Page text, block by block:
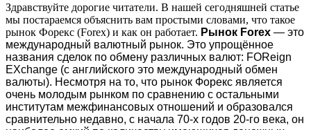
Здравствуйте дорогие читатели. В нашей сегодняшней статье
мы постараемся объяснить вам простыми словами, что такое
рынок Форекс (Forex) и как он работает. Рынок Forex — это
международный валютный рынок. Это упрощённое
названия сделок по обмену различных валют: FOReign
EXchange (с английского это международный обмен
валюты). Несмотря на то, что рынок Форекс является
очень молодым рынком по сравнению с остальными
институтам межфинансовых отношений и образовался
сравнительно недавно, с начала 70-х годов 20-го века, он